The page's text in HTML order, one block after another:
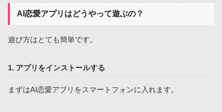
AI恋愛アプリはどうやって遊ぶの？
遊び方はとても簡単です。
1. アプリをインストールする
まずはAI恋愛アプリをスマートフォンに入れます。